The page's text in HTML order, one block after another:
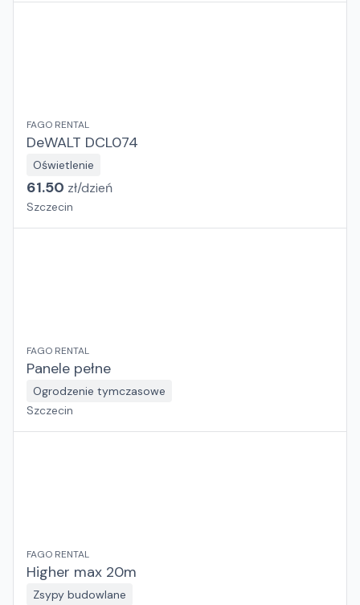
FAGO RENTAL
DeWALT DCL074
Oświetlenie
61.50 zł/dzień
Szczecin
FAGO RENTAL
Panele pełne
Ogrodzenie tymczasowe
Szczecin
FAGO RENTAL
Higher max 20m
Zsypy budowlane